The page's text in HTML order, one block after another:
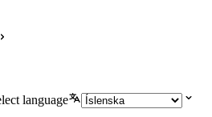
language